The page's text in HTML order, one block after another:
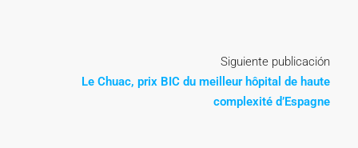
Siguiente publicación
Le Chuac, prix BIC du meilleur hôpital de haute
complexité d’Espagne